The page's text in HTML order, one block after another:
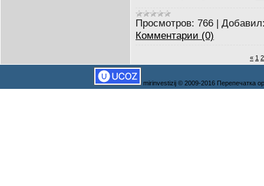
Просмотров: 766 |
Комментарии (0)
« 1 2
mirinvestizij © 2009-2016 Перепечатка